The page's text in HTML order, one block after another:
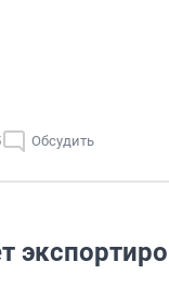
Обсудить